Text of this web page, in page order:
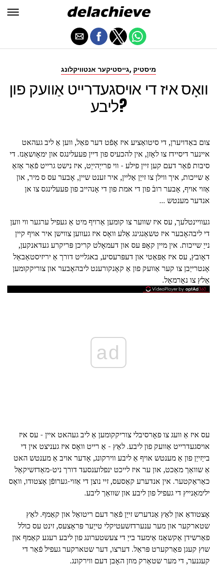
גייסטיקער אנטוויקלונג, מיסטיק
וואָס איז די אויסגעדרייט אַוועק פון
ליבע?
צום באַדויערן, די סיטואַציע איז אָפֿט דער פאַל, ווען אַ ליב געהאט
איינער דיסיידז צו לאָזן, אין להכעיס פון דיין פעעלינגס און ימאָושאַנז. די
סיבות פֿאַר דעם קען זיין פילע - ווי פרייַהייַט, איז נישט גרייט פֿאַר אַזאַ
אַ שייכות, איך ווילן צו זייַן אַליין, איר זענט שיין, אָבער עס ס מיר, און
אַזוי אויף, אָבער רובֿ פון די אמת פון די אָנהייב פון פעעלינגס צו אן
אנדער מענטש ...
געוויינטלעך, עס איז שווער צו קומען אַרויף מיט אַ געפיל ערגער ווי ווען
די ליבהאָבער איז טשאַנגינג אַלע וואָס איז געווען צווישן איר אויף קיין
נייַ שייכות. אין מיין קאָפּ עס און דעמאָלט קריכן פּריקרע געדאנקען,
דאָובץ, עס איז אַפּאַטי און דעפּרעסיע, באגלייט דורך אַ יריזיסטאַבאַל
אָנטרייַבן צו קער אַוועק פון אַ קאָנקורענט ליבהאָבער און צוריקקומען
אַלץ צו נאָרמאַל.
ad
עס איז אַ וועג צו פאָרסיבלי צוריקקומען אַ ליב געהאט איין - עס איז
אויסגעדרייט אַוועק פון ליבע. לאַץ - אַ רייט וואָס איז געניצט אין די
בייַזייַן פון אַ מענטש אויף אַ ליבע ווירקונג, אָדער אויב אַ מענטש האט
אַ שוואַך מאַכט, און ער איז לייכט ינפלוענסעד דורך ניט-מאַדזשיקאַל
כאַראַקטער. אין אנדערע קאַסעס, זיי נוצן די אַזוי-גערופֿן אָצטודו, וואָס
ילימאַנייץ די געפיל פון ליבע און שוואַך ליבע.
אָצטודאַ און לאַץ אַנדערש זייַן פֿאַר דעם ריטואַל און קאַמף. לאַץ
שטארקער און מער ענערדזשעטיקלי טייַער פּראָצעס, זינט עס כולל
פאַרשידן אַקשאַנז אַימעד בייַ די צעשטערונג פון ליבע רעגע קאַמף און
שוץ קעגן פאַרקערט פּראַל. דערצו, דער שטארקער געפיל פֿאַר די
קעגנער, די מער שטאַרק מוזן האָבן דעם ווירקונג.